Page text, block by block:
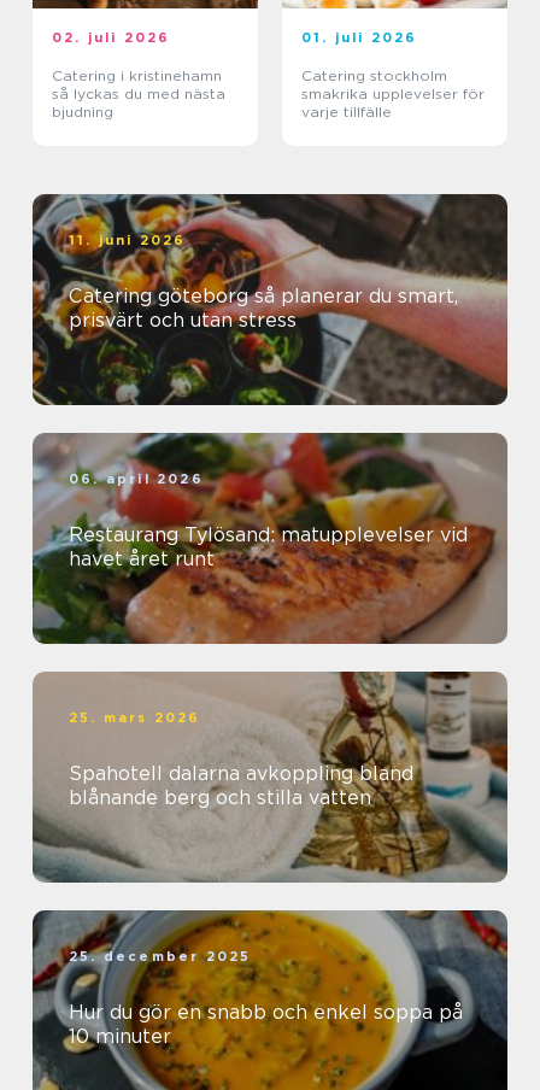
02. juli 2026
Catering i kristinehamn
så lyckas du med nästa
bjudning
01. juli 2026
Catering stockholm
smakrika upplevelser för
varje tillfälle
11. juni 2026
Catering göteborg så planerar du smart,
prisvärt och utan stress
06. april 2026
Restaurang Tylösand: matupplevelser vid
havet året runt
25. mars 2026
Spahotell dalarna avkoppling bland
blånande berg och stilla vatten
25. december 2025
Hur du gör en snabb och enkel soppa på
10 minuter